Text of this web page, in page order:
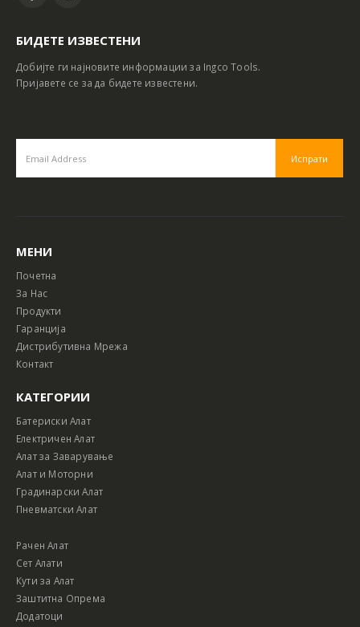
БИДЕТЕ ИЗВЕСТЕНИ
Добијте ги најновите информации за Ingco Tools.
Пријавете се за да бидете известени.
МЕНИ
Почетна
За Нас
Продукти
Гаранција
Дистрибутивна Мрежа
Контакт
КАТЕГОРИИ
Батериски Алат
Електричен Алат
Алат за Заварување
Алат и Моторни
Градинарски Алат
Пневматски Алат
Рачен Алат
Сет Алати
Кути за Алат
Заштитна Опрема
Додатоци